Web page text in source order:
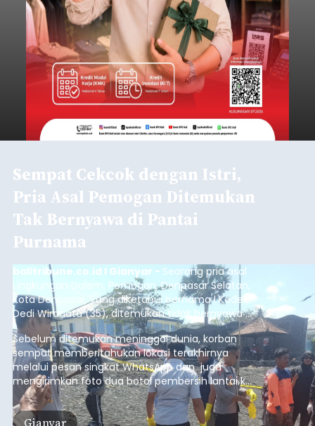
Submitted bycontributor Thu, 08/06/2026 - 21:06
Baca Selengkapnya
Sambut HUT RI, Rutan Bangli
Gratis
balitribune.co.id I Bangli -Serangkian
memperingati hari ulang tahun Kemerdekaan
Republik Indonesia ( HUT RI) ke-81, Rumah
Tahanan Negara Kelas II B Bangli menggelar
(6/8/2026).
Bangli
Submitted bycontributoronThu, 08/06/2026 - 20:56
Baca Selengkapnya
Iklan